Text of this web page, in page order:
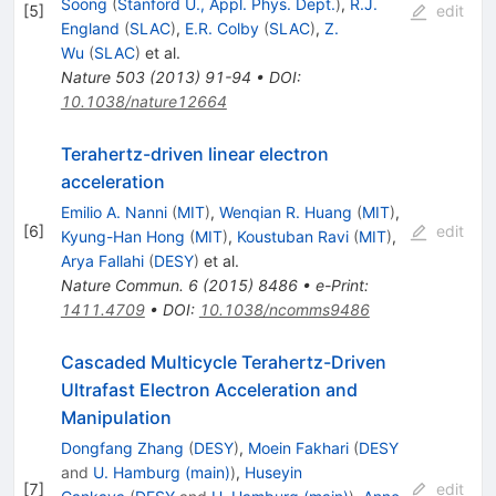
[5]
England (SLAC), E.R. Colby (SLAC), Z.
Wu (SLAC) et al.
Nature 503(2013) 91-94 • DOI:
10.1038/nature12664
edit
[6]
Terahertz-driven linear electron
acceleration
Emilio A. Nanni (MIT), Wenqian R. Huang (MIT),
Kyung-Han Hong (MIT), Koustuban Ravi (MIT),
Arya Fallahi (DESY) et al.
Nature Commun. 6(2015) 8486• e-Print:
1411.4709• DOI: 10.1038/ncomms9486
edit
[7]
Cascaded Multicycle Terahertz-Driven
Ultrafast Electron Acceleration and
Manipulation
Dongfang Zhang (DESY), Moein Fakhari (DESY
and U. Hamburg (main)), Huseyin
edit